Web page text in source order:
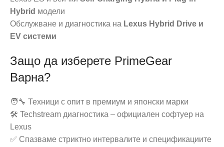
Hybrid модели
Обслужване и диагностика на Lexus Hybrid Drive и
EV системи
Защо да изберете PrimeGear
Варна?
🧑‍🔧 Техници с опит в премиум и японски марки
🛠️ Techstream диагностика – официален софтуер на
Lexus
✅ Спазваме стриктно интервалите и спецификациите